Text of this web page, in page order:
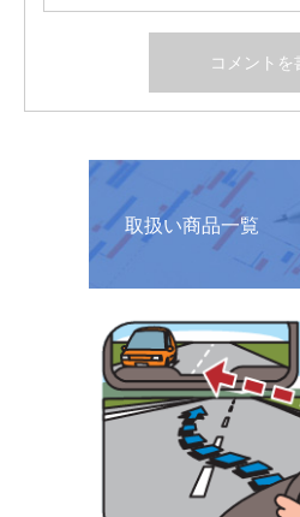
取扱い商品一覧